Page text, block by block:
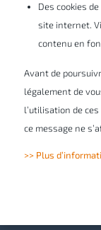
Des cookies
site internet.
contenu en
Avant de
légalement de
l’utilisation de
ce message ne
>> Plus
ainsi
IMPACT SUR LE